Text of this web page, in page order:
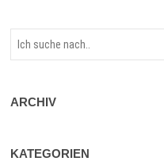
ARCHIV
KATEGORIEN